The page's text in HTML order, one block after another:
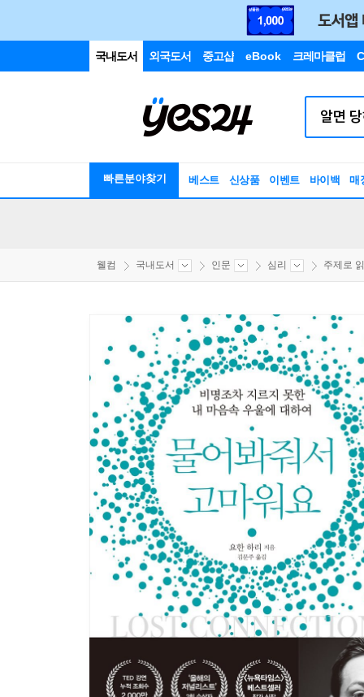
국내도서 외국도서 중고샵 eBook 크레마클럽
빠른분야찾기 베스트 신상품 이벤트 바이백 매
웰컴 국내도서 인문 심리 주제로